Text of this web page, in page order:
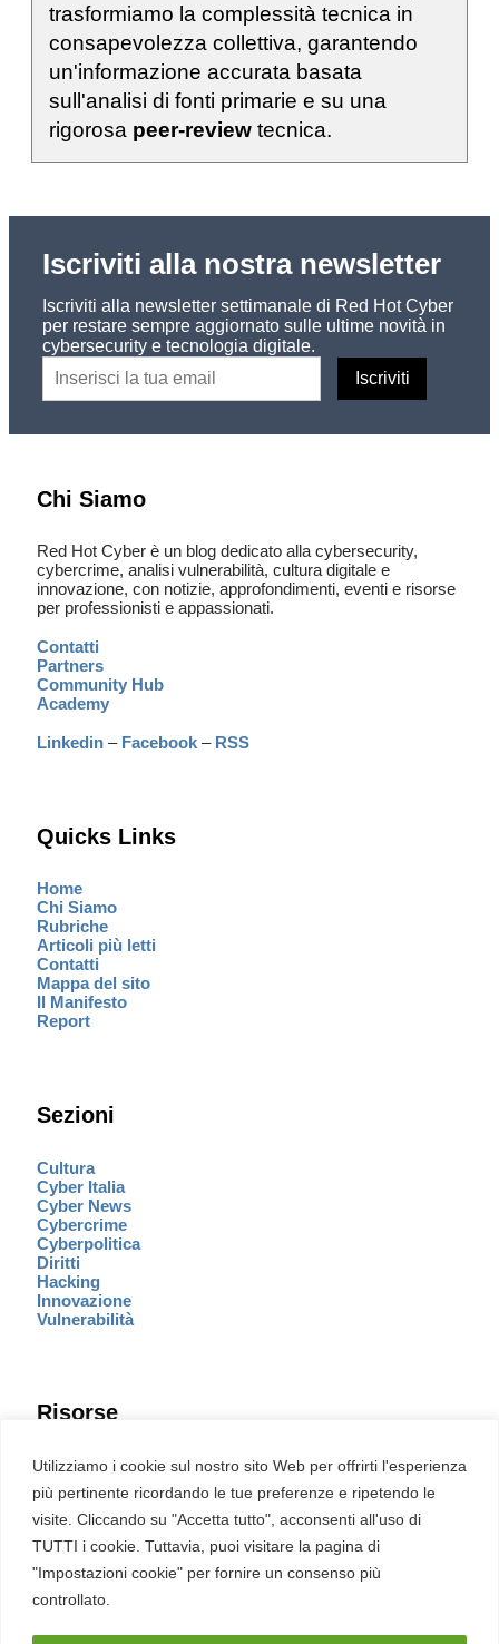
Utilizziamo i cookie sul nostro sito Web per offrirti l'esperienza
più pertinente ricordando le tue preferenze e ripetendo le
visite. Cliccando su "Accetta tutto", acconsenti all'uso di
TUTTI i cookie. Tuttavia, puoi visitare la pagina di
"Impostazioni cookie" per fornire un consenso più
controllato.
trasformiamo la complessità tecnica in
consapevolezza collettiva, garantendo
un'informazione accurata basata
sull'analisi di fonti primarie e su una
rigorosa peer-review tecnica.
Iscriviti alla nostra newsletter
Iscriviti alla newsletter settimanale di Red Hot Cyber
per restare sempre aggiornato sulle ultime novità in
cybersecurity e tecnologia digitale.
Chi Siamo
Red Hot Cyber è un blog dedicato alla cybersecurity,
cybercrime, analisi vulnerabilità, cultura digitale e
innovazione, con notizie, approfondimenti, eventi e risorse
per professionisti e appassionati.
Contatti
Partners
Community Hub
Academy
Linkedin – Facebook – RSS
Quicks Links
Home
Chi Siamo
Rubriche
Articoli più letti
Contatti
Mappa del sito
Il Manifesto
Report
Sezioni
Cultura
Cyber Italia
Cyber News
Cybercrime
Cyberpolitica
Diritti
Hacking
Innovazione
Vulnerabilità
Risorse
Eventi
Fumetto Cyber
Newsletter
Servizi
Pubblicità
English
Ultime CVE critiche